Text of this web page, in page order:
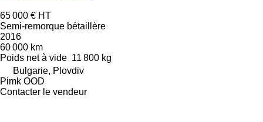
65 000 € HT
Semi-remorque bétaillère
2016
60 000 km
Poids net à vide 11 800 kg
Bulgarie, Plovdiv
Pimk OOD
Contacter le vendeur